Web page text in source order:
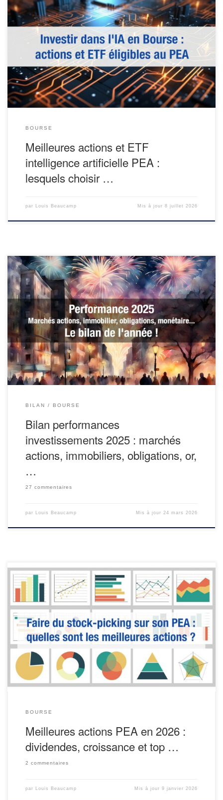
On tape « action intelligence artificielle PEA » dans Google, et on
tombe vite sur les mêmes promesses : liste des meilleures actions
IA, meilleurs ETF IA… mais est-ce vraiment si simple ? En réalité,
tout dépend de notre point de départ : quel montant on investit,
quel est notre profil d’investisseur, […]
BOURSE
Meilleures actions et ETF
intelligence artificielle PEA :
lesquels choisir …
par Louis Beaucamp Mis à jour8 juillet 2026
Chaque mois de janvier, on refait le même exercice afin de prendre
du recul sur l’année écoulée. Est-ce que 2025 a été un bon
millésime ? Quels placements ont réellement performé (et lesquels
ont déçu) en 2025 ? Et qu’est-ce qu’on en retient pour investir plus
intelligemment ?
Brut […]
BILAN BOURSE
Bilan performances
investissements 2025 : marchés
actions, immobiliers, obligations, or,
…
27 commentaires
par Louis Beaucamp Mis à jour 24 mars 2026
Si on fait du stock-picking, être constamment à la recherche des
meilleures actions en PEA est plutôt sain. Une entreprise peut être
excellente aujourd’hui et beaucoup moins intéressante demain
parce que tout évolue trimestre après trimestre (résultats,
concurrence, dette, valorisation, décisions du management, etc.).
L’erreur, c’est de tomber dans le […]
BOURSE
Meilleures actions PEA en 2026 :
dividendes, croissance et top …
2 commentaires
par Louis Beaucamp Mis à jour9 janvier 2026